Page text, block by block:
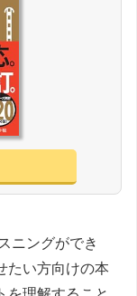
ニングができ
たい方向けの本